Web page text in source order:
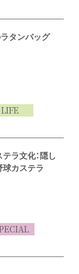
タンバッグ
LIFE
ラ文化：隠し
球カステラ